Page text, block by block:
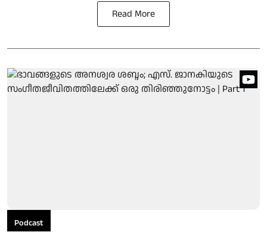
Read More
Podcast